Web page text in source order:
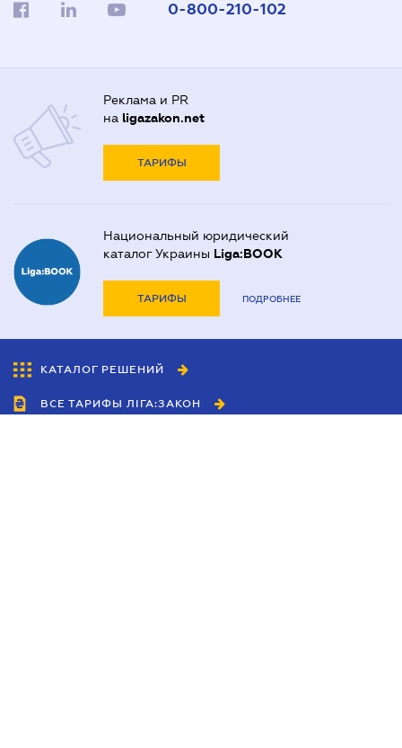
0-800-210-102
Реклама и PR
на ligazakon.net
ТАРИФЫ
Национальный юридический
каталог Украины Liga:BOOK
ТАРИФЫ ПОДРОБНЕЕ
КАТАЛОГ РЕШЕНИЙ
ВСЕ ТАРИФЫ ЛІГА:ЗАКОН